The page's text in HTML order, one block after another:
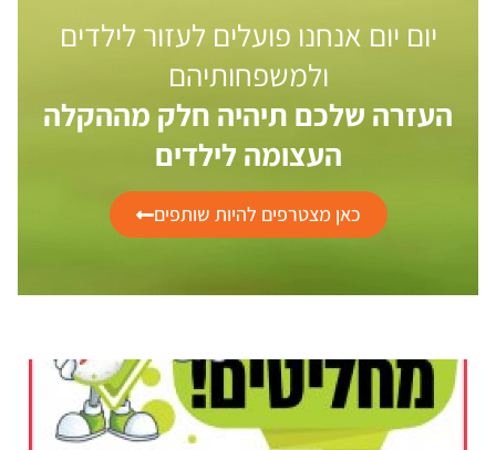
יום יום אנחנו פועלים לעזור לילדים
ולמשפחותיהם
העזרה שלכם תיהיה חלק מההקלה
העצומה לילדים
כאן מצטרפים להיות שותפים